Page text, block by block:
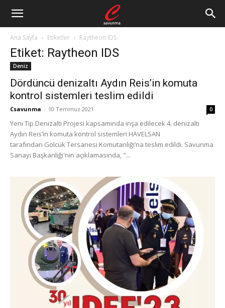
Ana Sayfa Etiketler Raytheon IDS
Etiket: Raytheon IDS
Deniz
Dördüncü denizaltı Aydın Reis’in komuta
kontrol sistemleri teslim edildi
Csavunma - 10 Temmuz 2021 0
Yeni Tip Denizaltı Projesi kapsamında inşa edilecek 4. denizaltı
Aydın Reis’in komuta kontrol sistemleri HAVELSAN
tarafından Gölcük Tersanesi Komutanlığı’na teslim edildi. Savunma
Sanayi Başkanlığı'nın açıklamasında, "...